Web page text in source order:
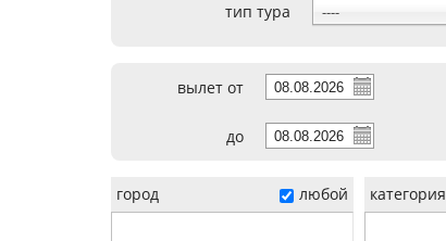
тип тура ----
вылет от
до
город любой категория